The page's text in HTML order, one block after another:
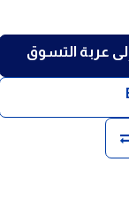
عربة التسوق